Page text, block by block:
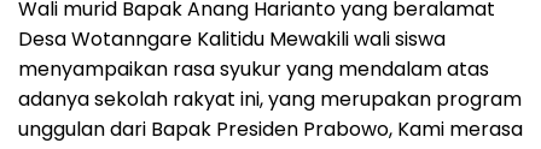
Wali murid Bapak Anang Harianto yang beralamat
Desa Wotanngare Kalitidu Mewakili wali siswa
menyampaikan rasa syukur yang mendalam atas
adanya sekolah rakyat ini, yang merupakan program
unggulan dari Bapak Presiden Prabowo, Kami merasa